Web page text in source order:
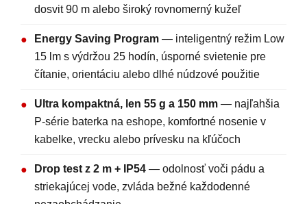
dosvit 90 m alebo široký rovnomerný kužeľ
● Energy Saving Program — inteligentný režim Low
15 lm s výdržou 25 hodín, úsporné svietenie pre
čítanie, orientáciu alebo dlhé núdzové použitie
● Ultra kompaktná, len 55 g a 150 mm — najľahšia
P-série baterka na eshope, komfortné nosenie v
kabelke, vrecku alebo prívesku na kľúčoch
● Drop test z 2 m + IP54 — odolnosť voči pádu a
striekajúcej vode, zvláda bežné každodenné